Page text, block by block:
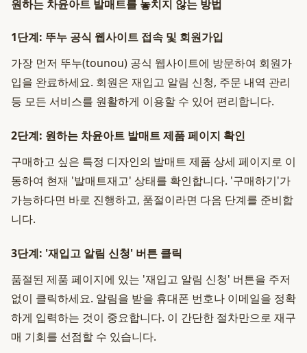
원하는 차윤아트 발매트를 놓치지 않는 방법
1단계: 뚜누 공식 웹사이트 접속 및 회원가입
가장 먼저 뚜누(tounou) 공식 웹사이트에 방문하여 회원가
입을 완료하세요. 회원은 재입고 알림 신청, 주문 내역 관리
등 모든 서비스를 원활하게 이용할 수 있어 편리합니다.
2단계: 원하는 차윤아트 발매트 제품 페이지 확인
구매하고 싶은 특정 디자인의 발매트 제품 상세 페이지로 이
동하여 현재 '발매트재고' 상태를 확인합니다. '구매하기'가
가능하다면 바로 진행하고, 품절이라면 다음 단계를 준비합
니다.
3단계: '재입고 알림 신청' 버튼 클릭
품절된 제품 페이지에 있는 '재입고 알림 신청' 버튼을 주저
없이 클릭하세요. 알림을 받을 휴대폰 번호나 이메일을 정확
하게 입력하는 것이 중요합니다. 이 간단한 절차만으로 재구
매 기회를 선점할 수 있습니다.